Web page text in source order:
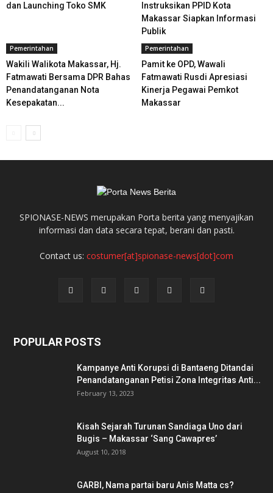
dan Launching Toko SMK
Instruksikan PPID Kota
Makassar Siapkan Informasi
Publik
Pemerintahan
Wakili Walikota Makassar, Hj.
Fatmawati Bersama DPR Bahas
Penandatanganan Nota
Kesepakatan...
Pemerintahan
Pamit ke OPD, Wawali
Fatmawati Rusdi Apresiasi
Kinerja Pegawai Pemkot
Makassar
SPIONASE-NEWS merupakan Porta berita yang menyajikan
informasi dan data secara tepat, berani dan pasti.
Contact us: costumer[at]spionase-news[dot]com
POPULAR POSTS
Kampanye Anti Korupsi di Bantaeng Ditandai
Penandatanganan Petisi Zona Integritas Anti...
February 13, 2023
Kisah Sejarah Turunan Sandiaga Uno dari
Bugis – Makassar ‘Sang Cawapres’
August 10, 2018
GARBI, Nama partai baru Anis Matta cs?